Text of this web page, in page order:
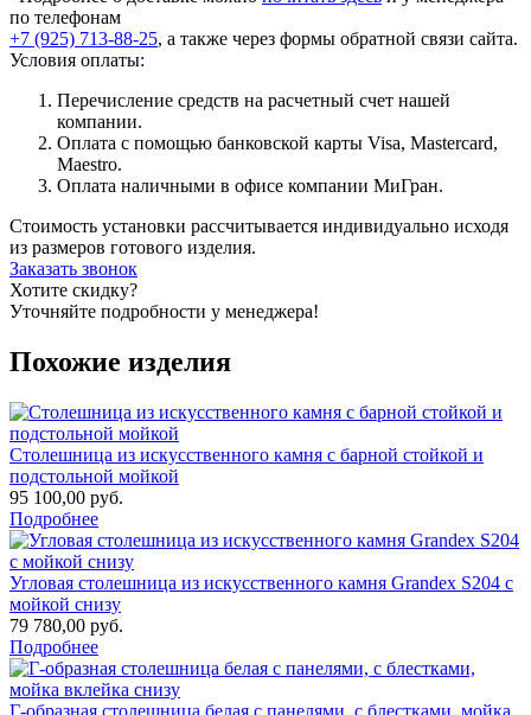
по телефонам
+7 (925) 713-88-25, а также через формы обратной связи сайта.
Условия оплаты:
Перечисление средств на расчетный счет нашей
компании.
Оплата с помощью банковской карты Visa, Mastercard,
Maestro.
Оплата наличными в офисе компании МиГран.
Стоимость установки рассчитывается индивидуально исходя
из размеров готового изделия.
Заказать звонок
Хотите скидку?
Уточняйте подробности у менеджера!
Похожие изделия
Столешница из искусственного камня с барной стойкой и
подстольной мойкой
95 100,00 руб.
Подробнее
Угловая столешница из искусственного камня Grandex S204 с
мойкой снизу
79 780,00 руб.
Подробнее
Г-образная столешница белая с панелями, с блестками, мойка